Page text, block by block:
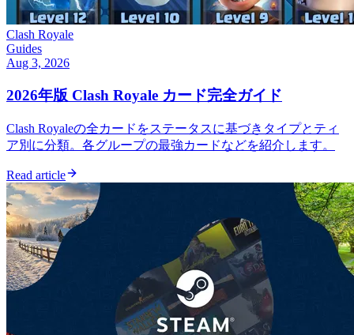
Clash Royale
Guides
Aug 3, 2026
2026年版 Clash Royale カード完全ガイド
Clash Royaleの全カードをステータスに基づきタイプとティ
ア別に分類。各グループの最強カードなどを紹介します。
Read article